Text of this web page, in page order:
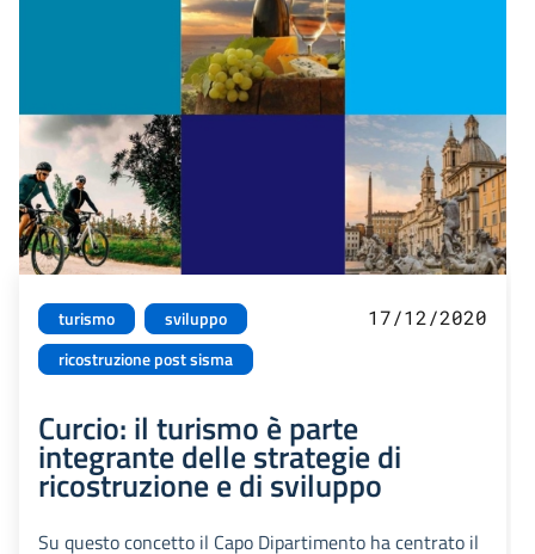
turismo
sviluppo
ricostruzione post sisma
17/12/2020
Curcio: il turismo è parte
integrante delle strategie di
ricostruzione e di sviluppo
Su questo concetto il Capo Dipartimento ha centrato il